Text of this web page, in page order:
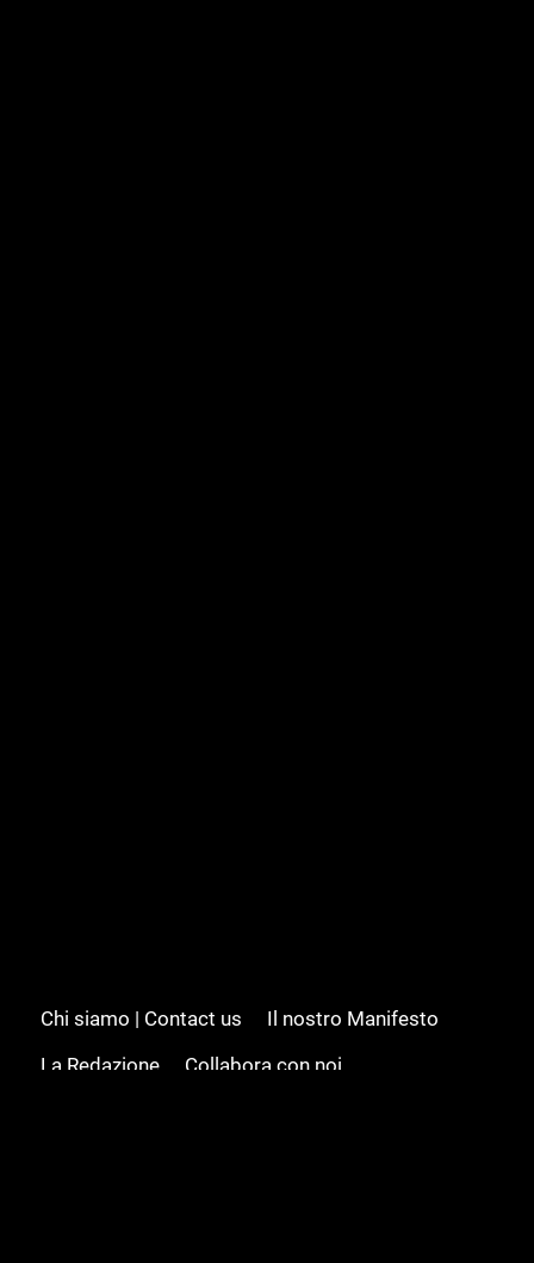
Chi siamo | Contact us
Il nostro Manifesto
La Redazione
Collabora con noi